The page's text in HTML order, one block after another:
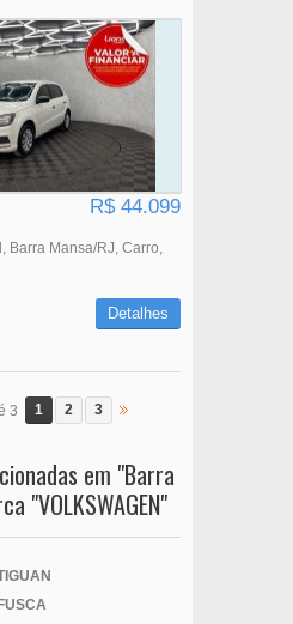
R$ 44.099
Barra Mansa/RJ Carro
Detalhes
3 1 2 3
em "Barra
"VOLKSWAGEN"